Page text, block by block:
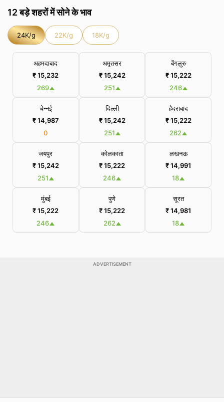
12 बड़े शहरों में सोने के भाव
24K/g 22K/g 18K/g
अहमदाबाद
₹ 15,232
269
अमृतसर
₹ 15,242
251
बेंगलुरु
₹ 15,222
246
चेन्नई
₹ 14,987
0
दिल्ली
₹ 15,242
251
हैदराबाद
₹ 15,222
262
जयपुर
₹ 15,242
251
कोलकाता
₹ 15,222
246
लखनऊ
₹ 14,991
18
मुंबई
₹ 15,222
246
पुणे
₹ 15,222
262
सूरत
₹ 14,981
18
ADVERTISEMENT